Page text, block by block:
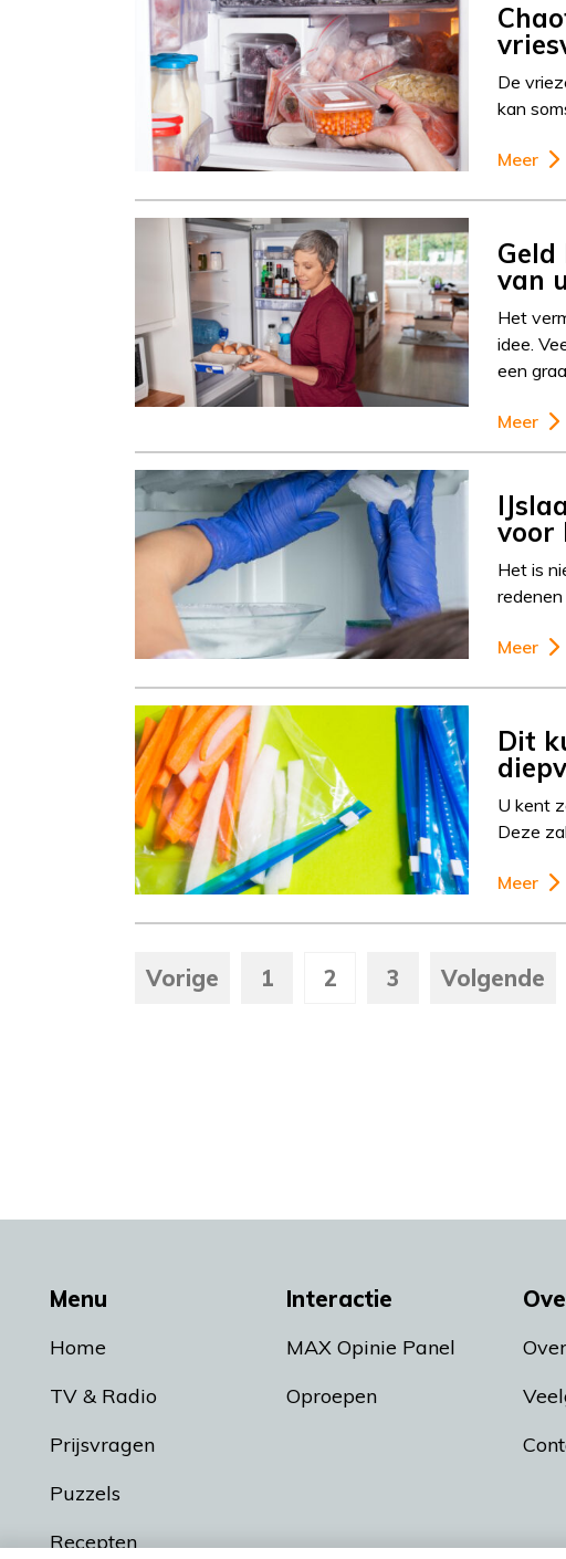
De
kan
Meer
van
Het
idee.
een
Meer
voor
Het is
Meer
Dit
U kent
Deze
Meer
Vorige 1 2 3 Volgende
Menu
Home
TV & Radio
Prijsvragen
Puzzels
Recepten
Interactie
MAX Opinie Panel
Oproepen